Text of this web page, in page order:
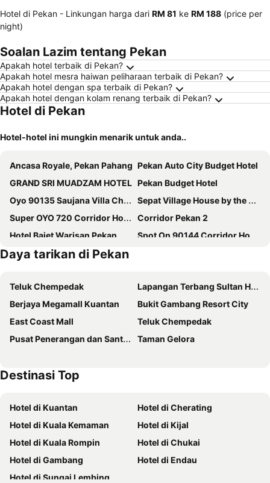
Hotel di Pekan - Linkungan harga dari ‎RM 81 ke ‎RM 188 (price per
night)
Soalan Lazim tentang Pekan
Apakah hotel terbaik di Pekan?
Apakah hotel mesra haiwan peliharaan terbaik di Pekan?
Apakah hotel dengan spa terbaik di Pekan?
Apakah hotel dengan kolam renang terbaik di Pekan?
Hotel di Pekan
Hotel-hotel ini mungkin menarik untuk anda..
Ancasa Royale, Pekan Pahang Pekan Auto City Budget Hotel
GRAND SRI MUADZAM HOTEL Pekan Budget Hotel
Oyo 90135 Saujana Villa Cherok Paloh
Sepat Village House by the Beach
Super OYO 720 Corridor Hotel 2
Corridor Pekan 2
Hotel Bajet Warisan Pekan
Spot On 90144 Corridor Hotel 1
Seri Rendang Permai Homestay Pekan Pahang
Daya tarikan di Pekan
Teluk Chempedak
Lapangan Terbang Sultan Haji Ahmad Shah
Berjaya Megamall Kuantan
Bukit Gambang Resort City
East Coast Mall
Teluk Chempedak
Pusat Penerangan dan Santuari Penyu Cherating
Taman Gelora
Destinasi Top
Hotel di Kuantan
Hotel di Cherating
Hotel di Kuala Kemaman
Hotel di Kijal
Hotel di Kuala Rompin
Hotel di Chukai
Hotel di Gambang
Hotel di Endau
Hotel di Sungai Lembing